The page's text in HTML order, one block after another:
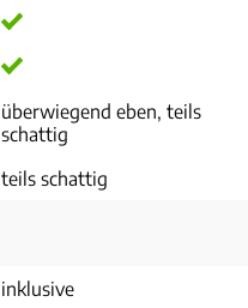
überwiegend eben, teils
schattig
teils schattig
inklusive